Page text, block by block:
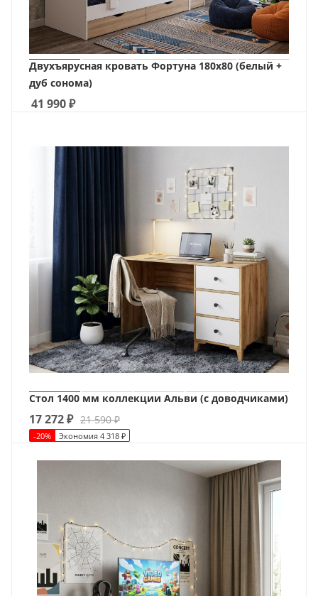
Двухъярусная кровать Фортуна 180х80 (белый +
дуб сонома)
41 990₽
Стол 1400 мм коллекции Альви (с доводчиками)
17 272₽ 21 590₽
-20% Экономия 4 318 ₽